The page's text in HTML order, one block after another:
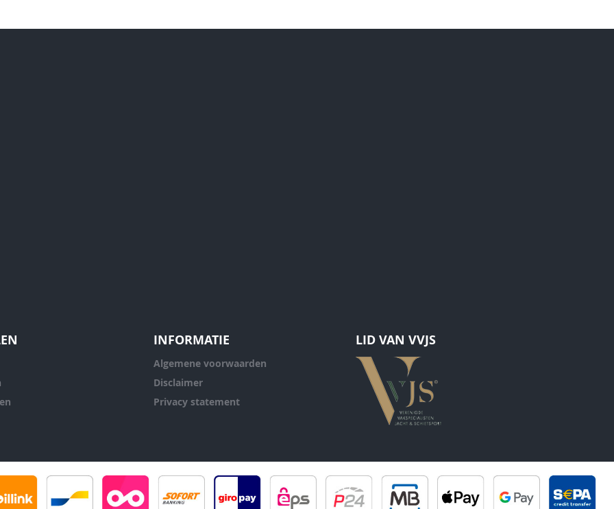
INFORMATIE
Algemene voorwaarden
Disclaimer
Privacy statement
LID VAN VVJS